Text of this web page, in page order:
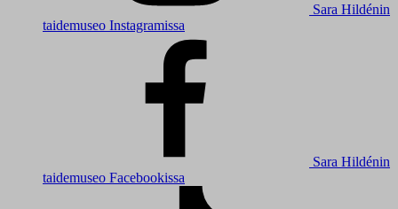
Sara Hildénin
taidemuseo Instagramissa
Sara Hildénin
taidemuseo Facebookissa